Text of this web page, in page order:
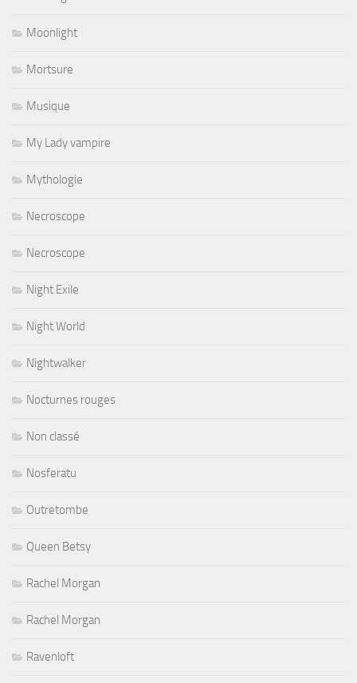
Moonlight
Mortsure
Musique
My Lady vampire
Mythologie
Necroscope
Necroscope
Night Exile
Night World
Nightwalker
Nocturnes rouges
Non classé
Nosferatu
Outretombe
Queen Betsy
Rachel Morgan
Rachel Morgan
Ravenloft